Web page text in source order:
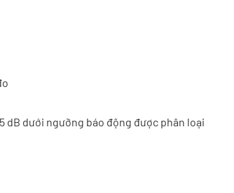
dB dưới ngưỡng báo động được phân loại